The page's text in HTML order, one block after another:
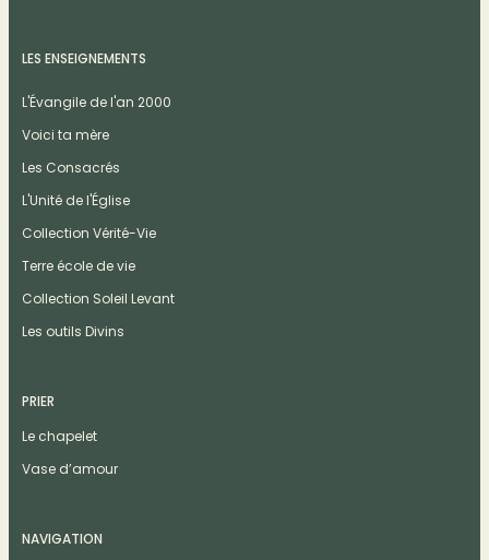
LES ENSEIGNEMENTS
L'Évangile de l'an 2000
Voici ta mère
Les Consacrés
L'Unité de l'Église
Collection Vérité-Vie
Terre école de vie
Collection Soleil Levant
Les outils Divins
PRIER
Le chapelet
Vase d’amour
NAVIGATION